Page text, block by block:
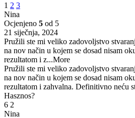
1 2 3
Nina
Ocjenjeno 5 od 5
21 siječnja, 2024
Pružili ste mi veliko zadovoljstvo
na nov način u kojem se dosad nisam
rezultatom i z...More
Pružili ste mi veliko zadovoljstvo
na nov način u kojem se dosad nisam
rezultatom i zahvalna. Definitivno neću
Hasznos?
6 2
Nina